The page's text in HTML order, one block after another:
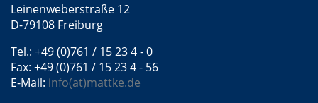
Leinenweberstraße 12
D-79108 Freiburg
Tel.: +49 (0)761 / 15 23 4 - 0
Fax: +49 (0)761 / 15 23 4 - 56
E-Mail: info(at)mattke.de